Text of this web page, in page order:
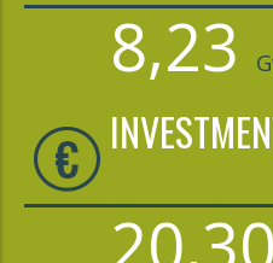
8,23
20,30